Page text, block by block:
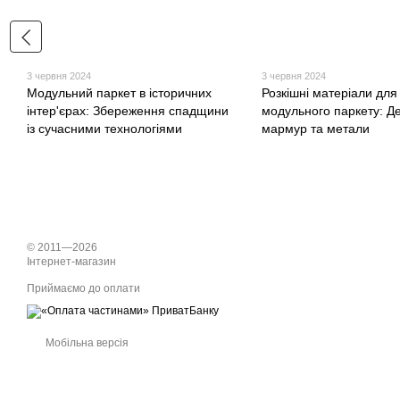
3 червня 2024
Модульний паркет в історичних
інтер'єрах: Збереження спадщини
із сучасними технологіями
3 червня 2024
Розкішні матеріали для
модульного паркету:
мармур та метали
© 2011—2026
Інтернет-магазин
Приймаємо до оплати
Мобільна версія